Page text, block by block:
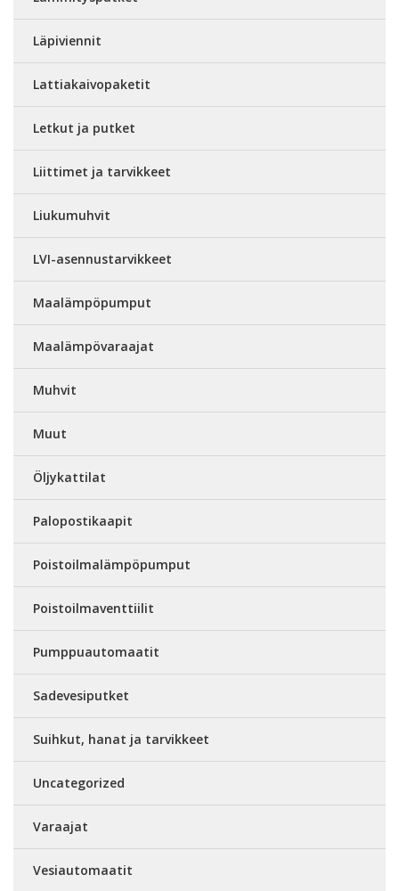
Läpiviennit
Lattiakaivopaketit
Letkut ja putket
Liittimet ja tarvikkeet
Liukumuhvit
LVI-asennustarvikkeet
Maalämpöpumput
Maalämpövaraajat
Muhvit
Muut
Öljykattilat
Palopostikaapit
Poistoilmalämpöpumput
Poistoilmaventtiilit
Pumppuautomaatit
Sadevesiputket
Suihkut, hanat ja tarvikkeet
Uncategorized
Varaajat
Vesiautomaatit